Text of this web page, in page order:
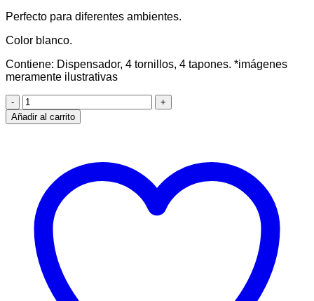
Perfecto para diferentes ambientes.
Color blanco.
Contiene: Dispensador, 4 tornillos, 4 tapones. *imágenes
meramente ilustrativas
Dispensador
de
Toalla
"NUEVO"
cantidad
Añadir al carrito